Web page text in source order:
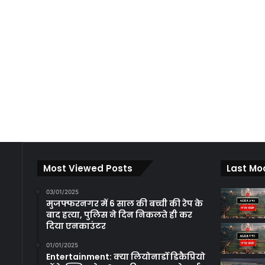
Most Viewed Posts
03/01/2025
मुजफ्फरनगर में 6 साल की बच्ची की रेप के
बाद हत्या, पुलिस ने दिन निकलते ही कर
दिया एनकाउंटर
01/01/2025
Entertainment: क्या लियोनार्डो डिकैप्रियो
Last